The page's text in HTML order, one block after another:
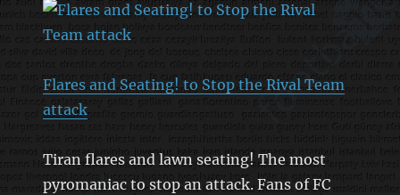
Flares and Seating! to Stop the Rival Team
attack
Tiran flares and lawn seating! The most
pyromaniac to stop an attack. Fans of FC